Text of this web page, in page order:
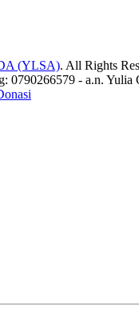
(YLSA). All Rights
0790266579 - a.n. Yulia